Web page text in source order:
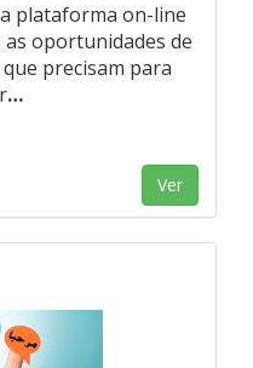
plataforma on-line
oportunidades de
precisam para
…
Ver